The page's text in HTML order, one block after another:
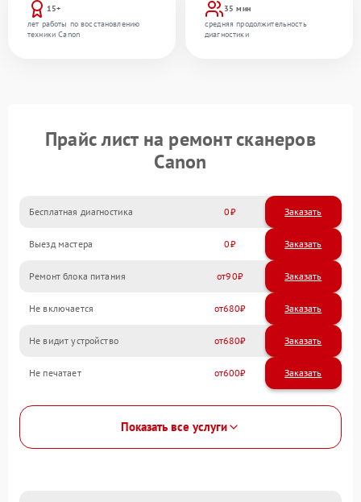
15+
лет работы по восстановлению
техники Canon
35 мин
средняя продолжительность
диагностики
Прайс лист на ремонт сканеров
Canon
Бесплатная диагностика 0 Заказать
Выезд мастера 0 Заказать
Ремонт блока питания 90
Не включается 680
Не видит устройство 680
Не печатает 600
Показать все услуги